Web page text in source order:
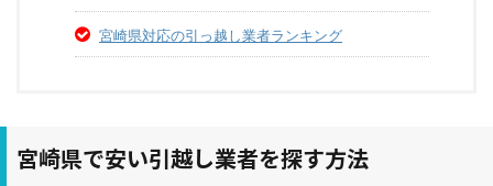
宮崎県対応の引っ越し業者ランキング
宮崎県で安い引越し業者を探す方法